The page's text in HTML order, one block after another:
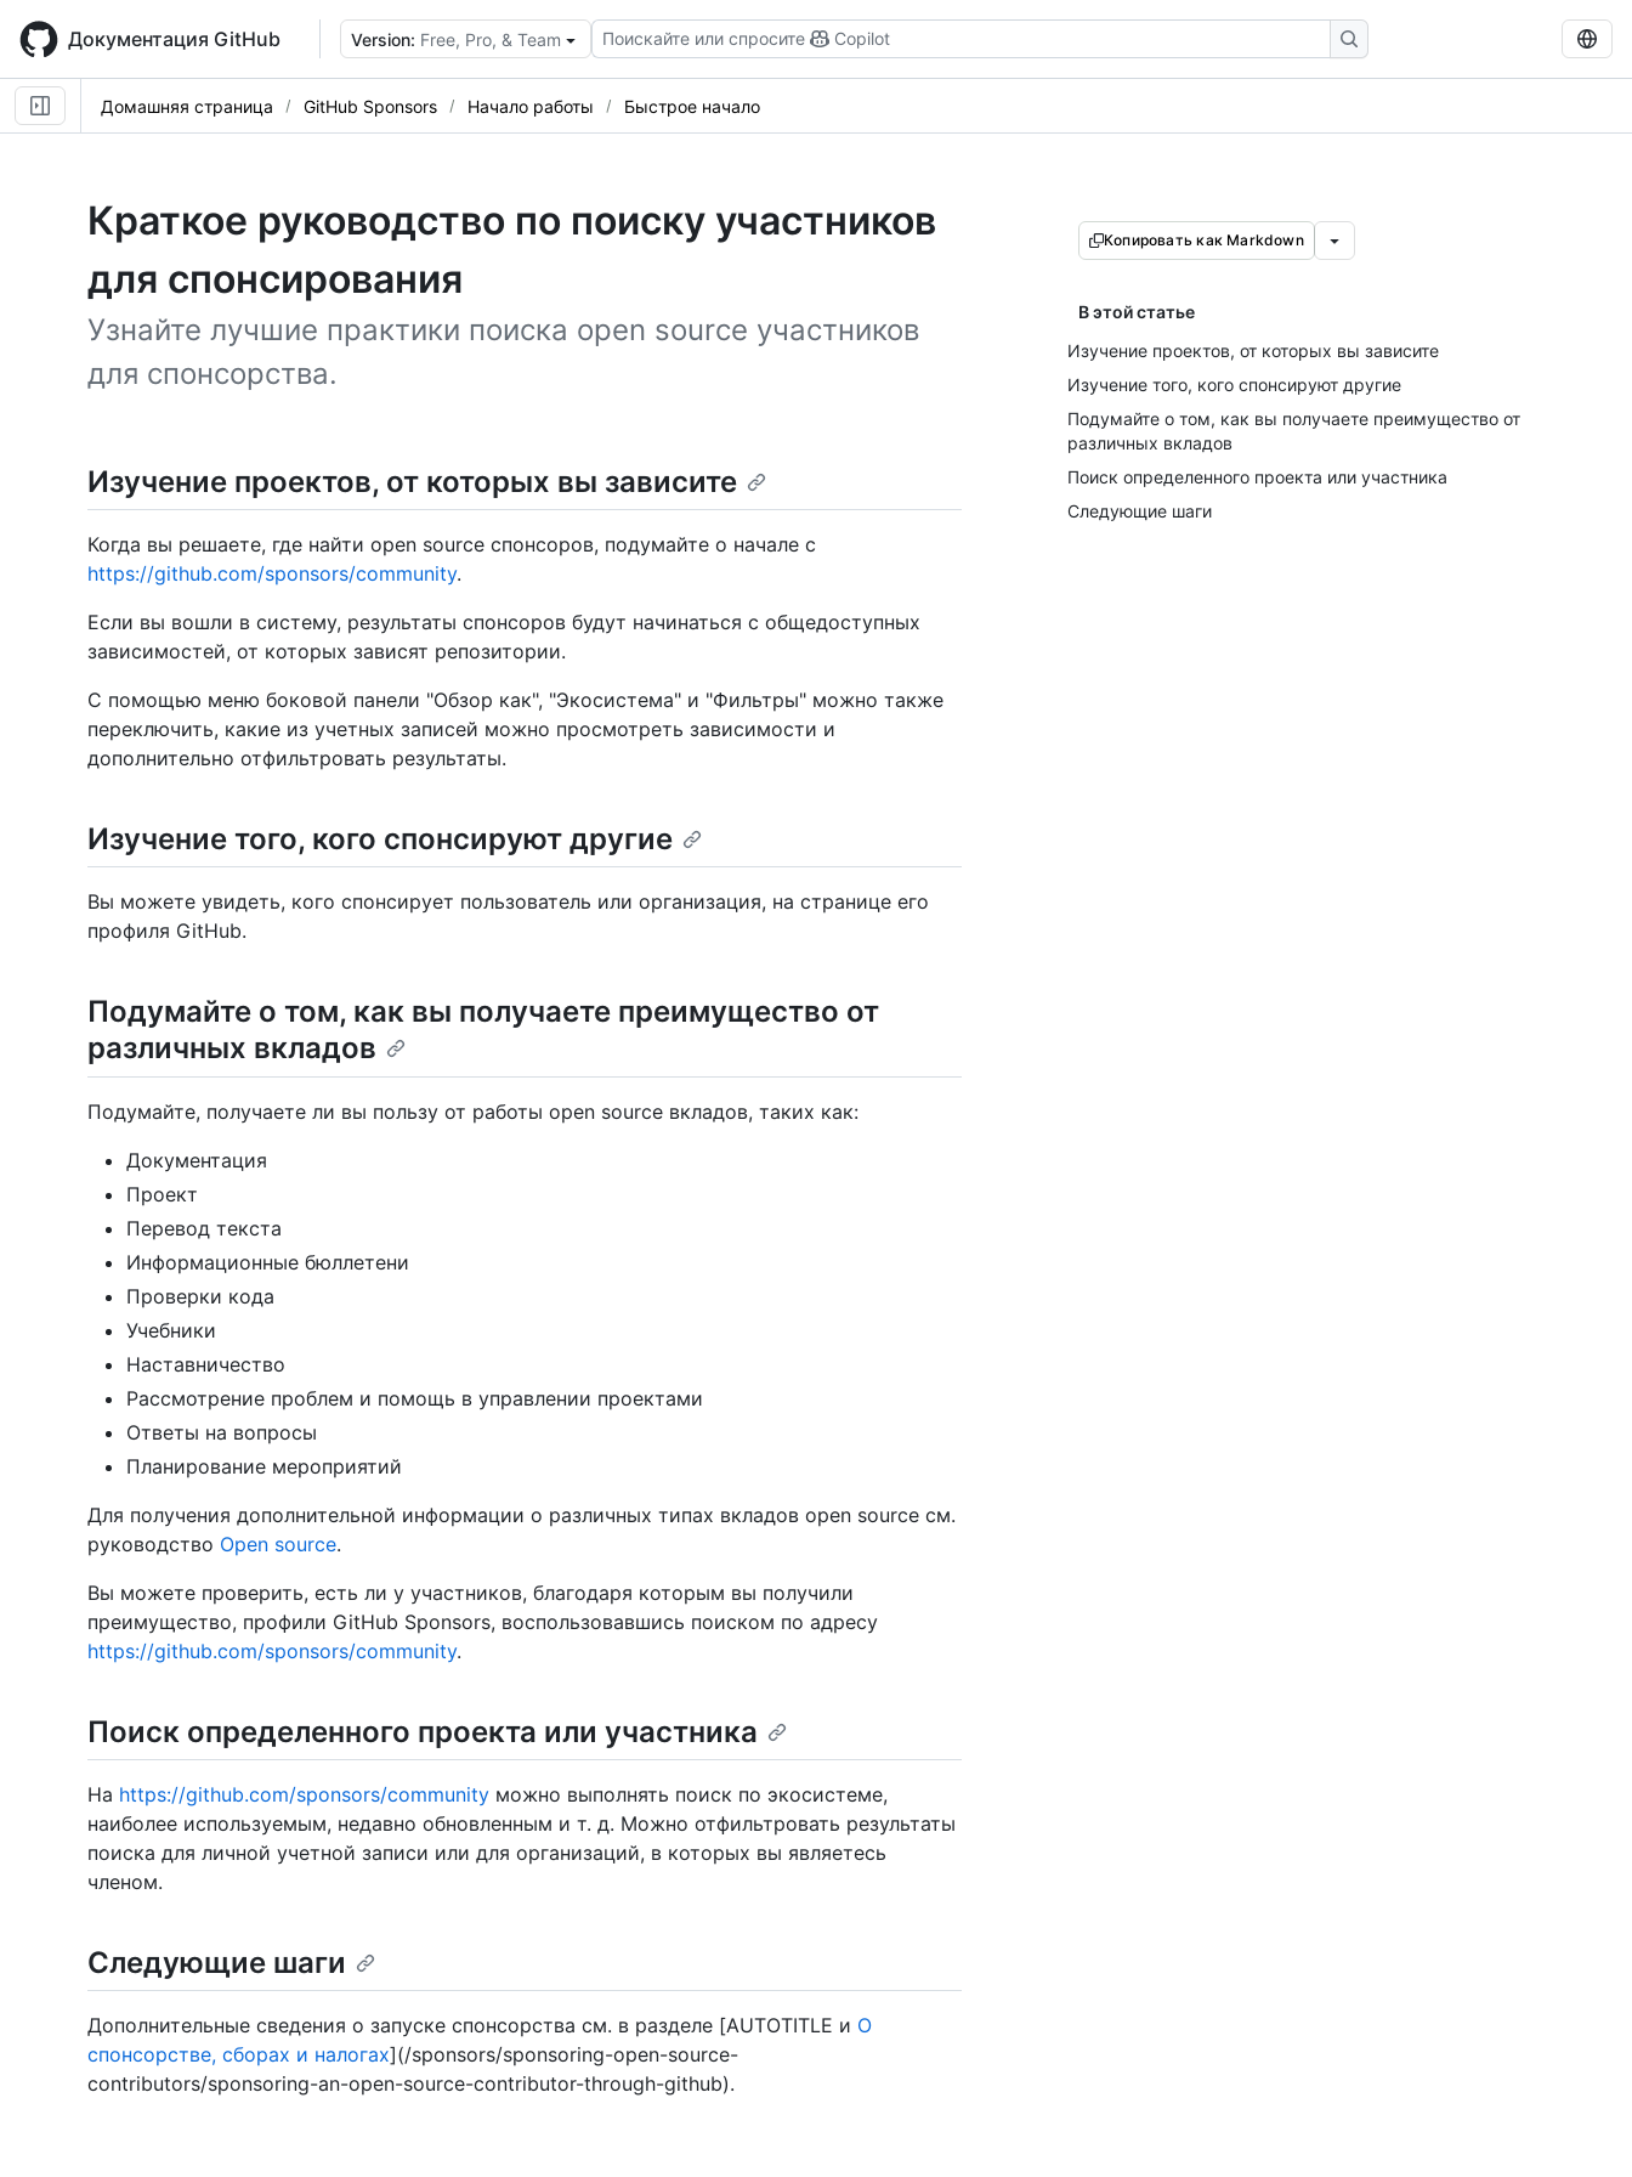
main
content
Документация GitHub Version: Free, Pro, & Team Поискайте или спросите Copilot
Домашняя страница GitHub Sponsors Начало работы Быстрое начало
Краткое руководство по поиску участников
для спонсирования
Узнайте лучшие практики поиска open source участников
для спонсорства.
Копировать как Markdown
В этой статье
Изучение проектов, от которых вы зависите
Изучение того, кого спонсируют другие
Подумайте о том, как вы получаете преимущество от
различных вкладов
Поиск определенного проекта или участника
Следующие шаги
Изучение проектов, от которых вы зависите
Когда вы решаете, где найти open source спонсоров, подумайте о начале с
https://github.com/sponsors/community.
Если вы вошли в систему, результаты спонсоров будут начинаться с общедоступных
зависимостей, от которых зависят репозитории.
С помощью меню боковой панели "Обзор как", "Экосистема" и "Фильтры" можно также
переключить, какие из учетных записей можно просмотреть зависимости и
дополнительно отфильтровать результаты.
Изучение того, кого спонсируют другие
Вы можете увидеть, кого спонсирует пользователь или организация, на странице его
профиля GitHub.
Подумайте о том, как вы получаете преимущество от
различных вкладов
Подумайте, получаете ли вы пользу от работы open source вкладов, таких как:
Документация
Проект
Перевод текста
Информационные бюллетени
Проверки кода
Учебники
Наставничество
Рассмотрение проблем и помощь в управлении проектами
Ответы на вопросы
Планирование мероприятий
Для получения дополнительной информации о различных типах вкладов open source см.
руководство Open source.
Вы можете проверить, есть ли у участников, благодаря которым вы получили
преимущество, профили GitHub Sponsors, воспользовавшись поиском по адресу
https://github.com/sponsors/community.
Поиск определенного проекта или участника
На https://github.com/sponsors/community можно выполнять поиск по экосистеме,
наиболее используемым, недавно обновленным и т. д. Можно отфильтровать результаты
поиска для личной учетной записи или для организаций, в которых вы являетесь
членом.
Следующие шаги
Дополнительные сведения о запуске спонсорства см. в разделе [AUTOTITLE и О
спонсорстве, сборах и налогах](/sponsors/sponsoring-open-source-
contributors/sponsoring-an-open-source-contributor-through-github).